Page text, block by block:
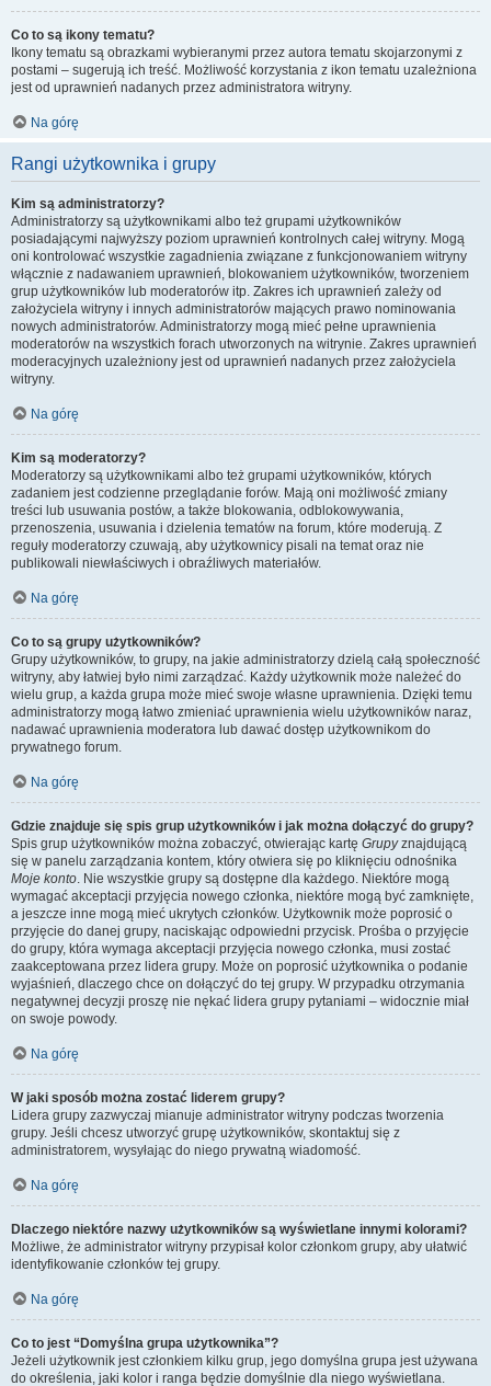
Co to są ikony tematu?
Ikony tematu są obrazkami wybieranymi przez autora tematu skojarzonymi z
postami – sugerują ich treść. Możliwość korzystania z ikon tematu uzależniona
jest od uprawnień nadanych przez administratora witryny.
Na górę
Rangi użytkownika i grupy
Kim są administratorzy?
Administratorzy są użytkownikami albo też grupami użytkowników
posiadającymi najwyższy poziom uprawnień kontrolnych całej witryny. Mogą
oni kontrolować wszystkie zagadnienia związane z funkcjonowaniem witryny
włącznie z nadawaniem uprawnień, blokowaniem użytkowników, tworzeniem
grup użytkowników lub moderatorów itp. Zakres ich uprawnień zależy od
założyciela witryny i innych administratorów mających prawo nominowania
nowych administratorów. Administratorzy mogą mieć pełne uprawnienia
moderatorów na wszystkich forach utworzonych na witrynie. Zakres uprawnień
moderacyjnych uzależniony jest od uprawnień nadanych przez założyciela
witryny.
Na górę
Kim są moderatorzy?
Moderatorzy są użytkownikami albo też grupami użytkowników, których
zadaniem jest codzienne przeglądanie forów. Mają oni możliwość zmiany
treści lub usuwania postów, a także blokowania, odblokowywania,
przenoszenia, usuwania i dzielenia tematów na forum, które moderują. Z
reguły moderatorzy czuwają, aby użytkownicy pisali na temat oraz nie
publikowali niewłaściwych i obraźliwych materiałów.
Na górę
Co to są grupy użytkowników?
Grupy użytkowników, to grupy, na jakie administratorzy dzielą całą społeczność
witryny, aby łatwiej było nimi zarządzać. Każdy użytkownik może należeć do
wielu grup, a każda grupa może mieć swoje własne uprawnienia. Dzięki temu
administratorzy mogą łatwo zmieniać uprawnienia wielu użytkowników naraz,
nadawać uprawnienia moderatora lub dawać dostęp użytkownikom do
prywatnego forum.
Na górę
Gdzie znajduje się spis grup użytkowników i jak można dołączyć do grupy?
Spis grup użytkowników można zobaczyć, otwierając kartę Grupyznajdującą
się w panelu zarządzania kontem, który otwiera się po kliknięciu odnośnika
Moje konto. Nie wszystkie grupy są dostępne dla każdego. Niektóre mogą
wymagać akceptacji przyjęcia nowego członka, niektóre mogą być zamknięte,
a jeszcze inne mogą mieć ukrytych członków. Użytkownik może poprosić o
przyjęcie do danej grupy, naciskając odpowiedni przycisk. Prośba o przyjęcie
do grupy, która wymaga akceptacji przyjęcia nowego członka, musi zostać
zaakceptowana przez lidera grupy. Może on poprosić użytkownika o podanie
wyjaśnień, dlaczego chce on dołączyć do tej grupy. W przypadku otrzymania
negatywnej decyzji proszę nie nękać lidera grupy pytaniami – widocznie miał
on swoje powody.
Na górę
W jaki sposób można zostać liderem grupy?
Lidera grupy zazwyczaj mianuje administrator witryny podczas tworzenia
grupy. Jeśli chcesz utworzyć grupę użytkowników, skontaktuj się z
administratorem, wysyłając do niego prywatną wiadomość.
Na górę
Dlaczego niektóre nazwy użytkowników są wyświetlane innymi kolorami?
Możliwe, że administrator witryny przypisał kolor członkom grupy, aby ułatwić
identyfikowanie członków tej grupy.
Na górę
Co to jest “Domyślna grupa użytkownika”?
Jeżeli użytkownik jest członkiem kilku grup, jego domyślna grupa jest używana
do określenia, jaki kolor i ranga będzie domyślnie dla niego wyświetlana.